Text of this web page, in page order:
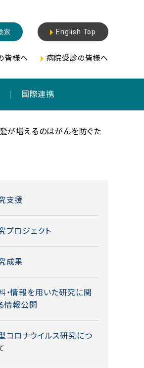
English Top
皆様へ 病院受診の皆様へ
国際連携
が増えるのはがんを防ぐた
支援
プロジェクト
成果
・情報を用いた研究に関
情報公開
コロナウイルス研究につ